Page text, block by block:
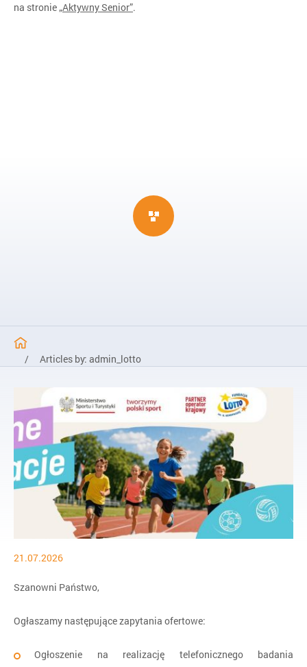
na stronie „Aktywny Senior”.
/ Articles by: admin_lotto
21.07.2026
Szanowni Państwo,
Ogłaszamy następujące zapytania ofertowe:
Ogłoszenie na realizację telefonicznego badania